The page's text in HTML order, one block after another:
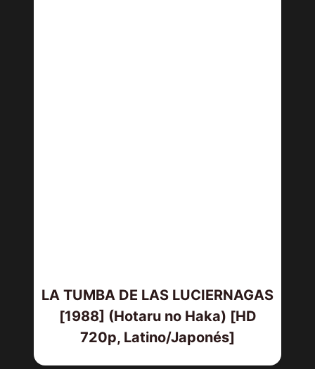
LA TUMBA DE LAS LUCIERNAGAS
[1988] (Hotaru no Haka) [HD
720p, Latino/Japonés]